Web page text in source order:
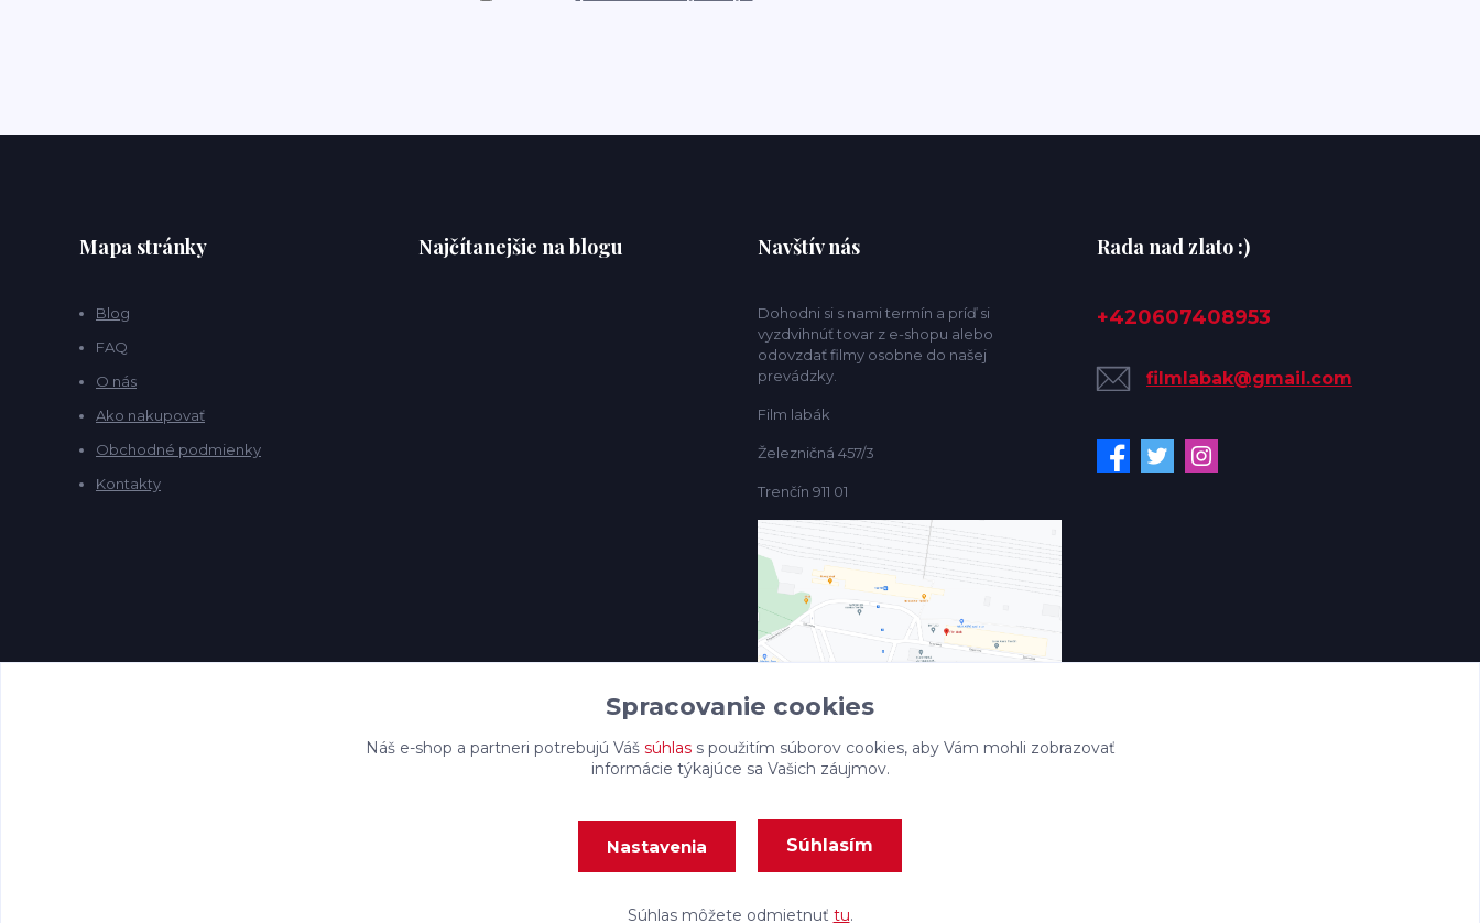
Mapa stránky
Blog
FAQ
O nás
Ako nakupovať
Obchodné podmienky
Kontakty
Najčítanejšie na blogu Navštív nás
Dohodni si s nami termín a príď si
vyzdvihnúť tovar z e-shopu alebo
odovzdať filmy osobne do našej
prevádzky.
Film labák
Železničná 457/3
Trenčín 911 01
Rada nad zlato :)
+420607408953
filmlabak@gmail.com
Spracovanie cookies
Náš e-shop a partneri potrebujú Váš súhlass použitím súborov cookies, aby Vám mohli zobrazovať
informácie týkajúce sa Vašich záujmov.
Nastavenia Súhlasím
Súhlas môžete odmietnuť tu.